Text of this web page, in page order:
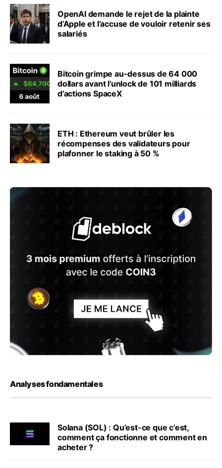
OpenAI demande le rejet de la plainte
d’Apple et l’accuse de vouloir retenir ses
salariés
Bitcoin grimpe au-dessus de 64 000
dollars avant l’unlock de 101 milliards
d’actions SpaceX
ETH : Ethereum veut brûler les
récompenses des validateurs pour
plafonner le staking à 50 %
Analyses fondamentales
Solana (SOL) : Qu’est-ce que c’est,
comment ça fonctionne et comment en
acheter ?